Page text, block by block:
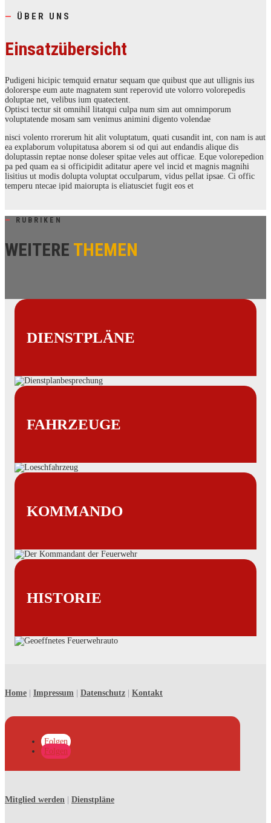
— ÜBER UNS
Einsatzübersicht
Pudigeni hicipic temquid ernatur sequam que quibust que aut ullignis ius
dolorerspe eum aute magnatem sunt reperovid ute volorro volorepedis
doluptae net, velibus ium quatectent.
Optisci tectur sit omnihil litatqui culpa num sim aut omnimporum
voluptatende mosam sam venimus animini digento volendae
nisci volento rrorerum hit alit voluptatum, quati cusandit int, con nam is aut
ea explaborum volupitatusa aborem si od qui aut endandis alique dis
doluptassin reptae nonse doleser spitae veles aut officae. Eque volorepedion
pa ped quam ea si officipidit aditatur apere vel incid et magnis magnihi
lisitius ut modis dolupta voluptat occulparum, vidus pellat ipsae. Ci offic
temperu ntecae ipid maiorupta is eliatusciet fugit eos et
— RUBRIKEN
WEITERE THEMEN
DIENSTPLÄNE
FAHRZEUGE
KOMMANDO
HISTORIE
Home Impressum Datenschutz Kontakt
Folgen
Folgen
Mitglied werden Dienstpläne